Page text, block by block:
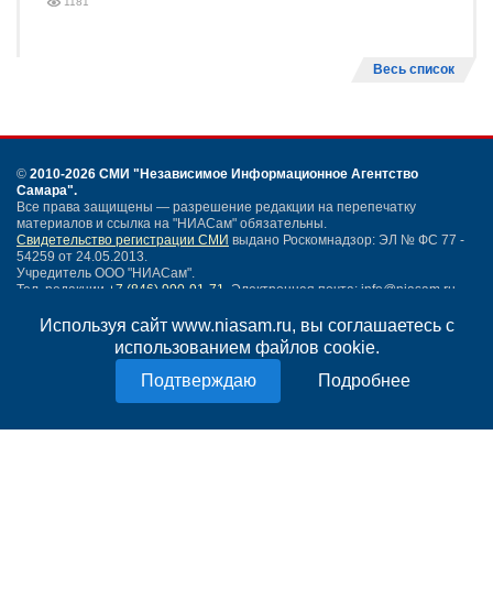
Используя сайт www.niasam.ru, вы соглашаетесь с
использованием файлов cookie.
Подробнее
Весь список
© 2010-2026 СМИ "Независимое Информационное Агентство
Самара".
Все права защищены — разрешение редакции на перепечатку
материалов и ссылка на "НИАСам" обязательны.
Свидетельство регистрации СМИ выдано Роскомнадзор: ЭЛ № ФС 77 -
54259 от 24.05.2013.
Учредитель ООО "НИАСам".
Тел. редакции +7 (846) 990-91-71. Электронная почта: info@niasam.ru
Написать письмо
Политика конфиденциальности
18+